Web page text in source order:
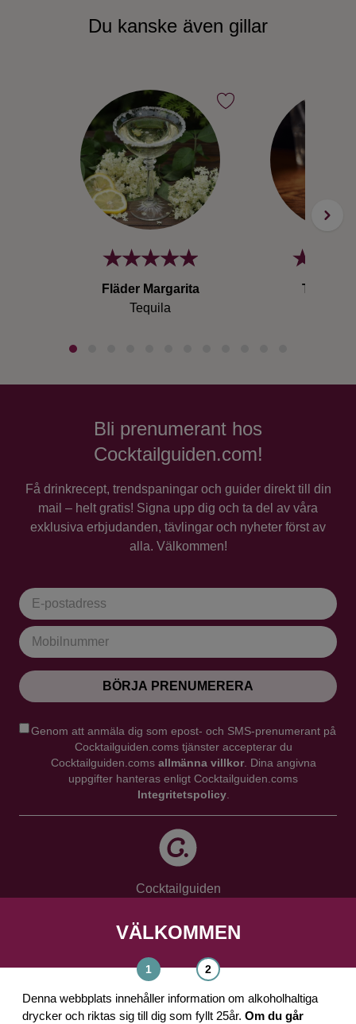
VÄLKOMMEN
Denna webbplats innehåller information om alkoholhaltiga
drycker och riktas sig till dig som fyllt 25år. Om du går
Du kanske även gillar
Fläder Margarita
Tequila
Tequila
Bli prenumerant hos
Cocktailguiden.com!
Få drinkrecept, trendspaningar och guider direkt till din
mail – helt gratis! Signa upp dig och ta del av våra
exklusiva erbjudanden, tävlingar och nyheter först av
alla. Välkommen!
BÖRJA PRENUMERERA
Genom att anmäla dig som epost- och SMS-prenumerant på
Cocktailguiden.coms tjänster accepterar du
Cocktailguiden.coms allmänna villkor. Dina angivna
uppgifter hanteras enligt Cocktailguiden.coms
Integritetspolicy.
Cocktailguiden
Västra Järnvägsgatan 21, 111 64 Stockholm